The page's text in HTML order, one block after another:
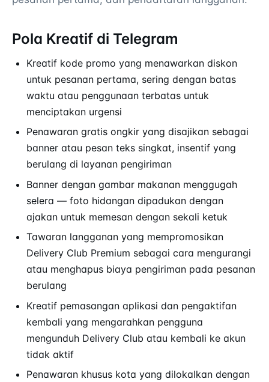
Pola Kreatif di Telegram
Kreatif kode promo yang menawarkan diskon
untuk pesanan pertama, sering dengan batas
waktu atau penggunaan terbatas untuk
menciptakan urgensi
Penawaran gratis ongkir yang disajikan sebagai
banner atau pesan teks singkat, insentif yang
berulang di layanan pengiriman
Banner dengan gambar makanan menggugah
selera — foto hidangan dipadukan dengan
ajakan untuk memesan dengan sekali ketuk
Tawaran langganan yang mempromosikan
Delivery Club Premium sebagai cara mengurangi
atau menghapus biaya pengiriman pada pesanan
berulang
Kreatif pemasangan aplikasi dan pengaktifan
kembali yang mengarahkan pengguna
mengunduh Delivery Club atau kembali ke akun
tidak aktif
Penawaran khusus kota yang dilokalkan dengan